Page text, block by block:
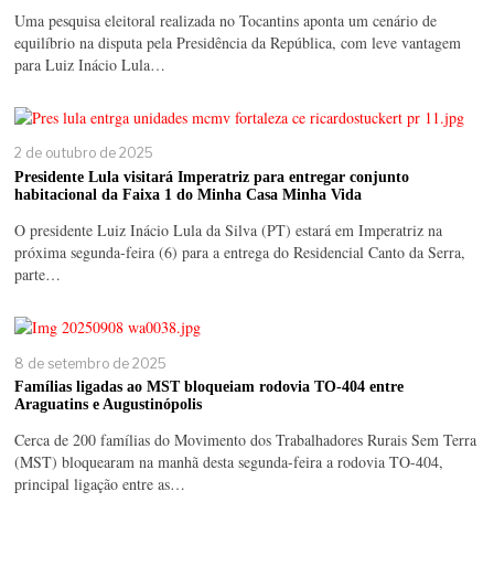
Uma pesquisa eleitoral realizada no Tocantins aponta um cenário de
equilíbrio na disputa pela Presidência da República, com leve vantagem
para Luiz Inácio Lula…
2 de outubro de 2025
Presidente Lula visitará Imperatriz para entregar conjunto
habitacional da Faixa 1 do Minha Casa Minha Vida
O presidente Luiz Inácio Lula da Silva (PT) estará em Imperatriz na
próxima segunda-feira (6) para a entrega do Residencial Canto da Serra,
parte…
8 de setembro de 2025
Famílias ligadas ao MST bloqueiam rodovia TO-404 entre
Araguatins e Augustinópolis
Cerca de 200 famílias do Movimento dos Trabalhadores Rurais Sem Terra
(MST) bloquearam na manhã desta segunda-feira a rodovia TO-404,
principal ligação entre as…